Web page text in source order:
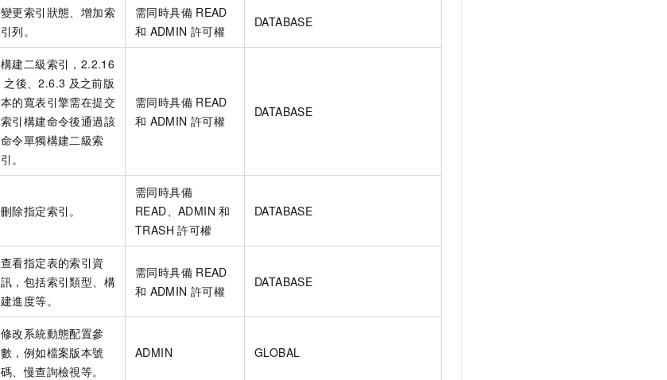
變更索引狀態、增加索
引列。
需同時具備 READ
和 ADMIN 許可權
DATABASE
構建二級索引，2.2.16
之後、2.6.3 及之前版
本的寬表引擎需在提交
索引構建命令後通過該
命令單獨構建二級索
引。
需同時具備 READ
和 ADMIN 許可權
DATABASE
刪除指定索引。
需同時具備
READ、ADMIN 和
TRASH 許可權
DATABASE
查看指定表的索引資
訊，包括索引類型、構
建進度等。
需同時具備 READ
和 ADMIN 許可權
DATABASE
修改系統動態配置參
數，例如檔案版本號
碼、慢查詢檢視等。
ADMIN GLOBAL